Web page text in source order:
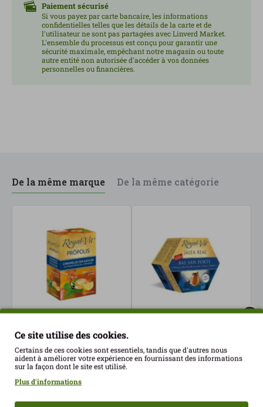
Paiement sécurisé
Si vous payez par carte bancaire, les informations
confidentielles telles que les détails de la carte et de
l'utilisateur ne sont pas partagées avec Linverd Market.
L'ensemble du processus est conçu pour garantir une
sécurité maximale, empêchant notre magasin ou toute
autre entité non autorisée d'accéder à vos données
personnelles ou financières.
De la même marque De la même catégorie
Caramels à la propolis
sans sucre, citron et
miel, 18 unités Royal-Vit
à l'échinacée 20 flacons
de 200 ml Royal-Vit
Ce site utilise des cookies.
Certains de ces cookies sont essentiels, tandis que d'autres nous
aident à améliorer votre expérience en fournissant des informations
sur la façon dont le site est utilisé.
Plus d'informations